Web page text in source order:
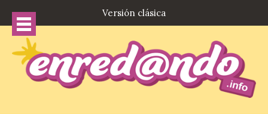
Versión clásica